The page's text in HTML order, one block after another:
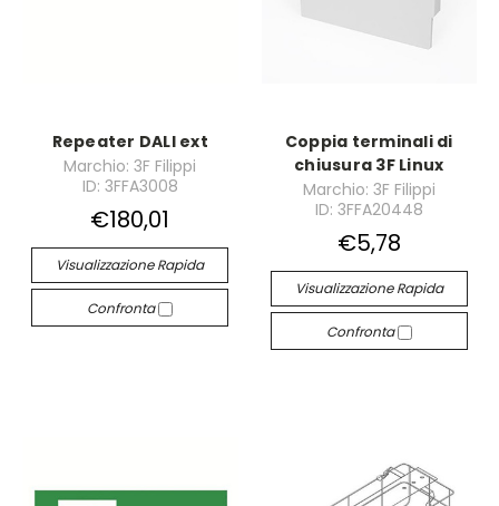
Repeater DALI ext
Marchio: 3F Filippi
ID: 3FFA3008
€180,01
Visualizzazione Rapida
Confronta
Coppia terminali di
chiusura 3F Linux
Marchio: 3F Filippi
ID: 3FFA20448
€5,78
Visualizzazione Rapida
Confronta